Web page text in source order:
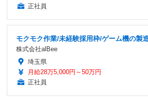
正社員
モクモク作業/未経験採用枠/ゲーム機の製
株式会社alBee
埼玉県
月給28万5,000円～50万円
正社員